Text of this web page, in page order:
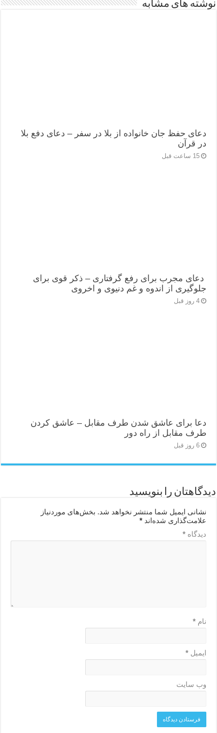
نوشته های مشابه
دعای حفظ جان خانواده از بلا در سفر – دعای دفع بلا
در قرآن
15 ساعت قبل
دعای مجرب برای رفع گرفتاری – ذکر قوی برای
جلوگیری از اندوه و غم دنیوی و اخروی
4 روز قبل
دعا برای عاشق شدن طرف مقابل – عاشق کردن
طرف مقابل از راه دور
6 روز قبل
دیدگاهتان را بنویسید
نشانی ایمیل شما منتشر نخواهد شد. بخش‌های موردنیاز
علامت‌گذاری شده‌اند*
دیدگاه*
نام*
ایمیل*
وب‌ سایت